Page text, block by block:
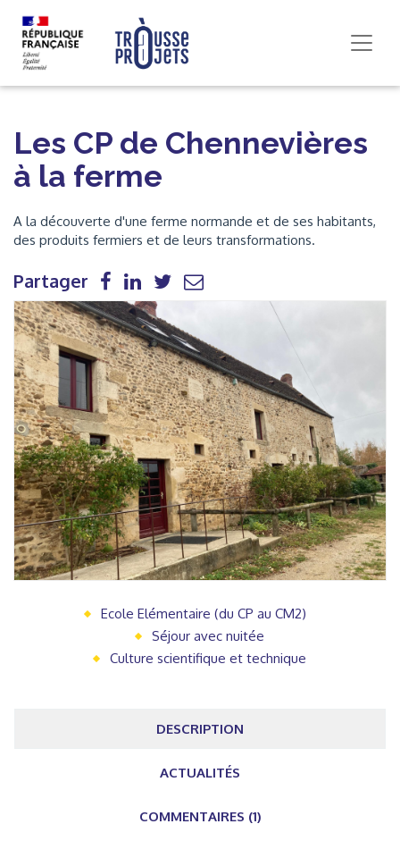
Les CP de Chennevières
à la ferme
A la découverte d'une ferme normande et de ses habitants,
des produits fermiers et de leurs transformations.
Partager
Ecole Elémentaire (du CP au CM2)
Séjour avec nuitée
Culture scientifique et technique
DESCRIPTION
ACTUALITÉS
COMMENTAIRES (1)